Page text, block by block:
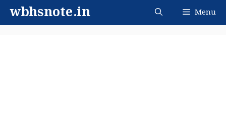
Skipwbhsnote.in Menu